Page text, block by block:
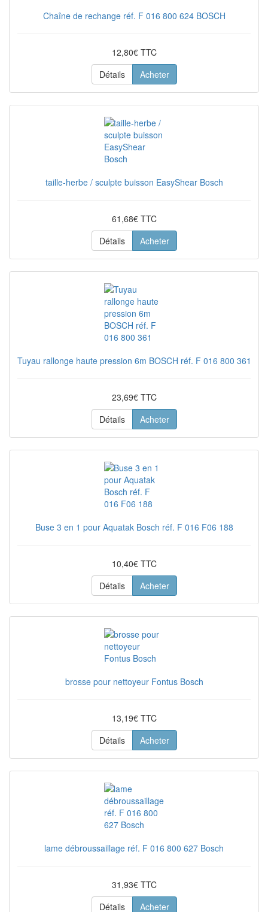
Chaîne de rechange réf. F 016 800 624 BOSCH
12,80€ TTC
Détails
Acheter
taille-herbe / sculpte buisson EasyShear Bosch
61,68€ TTC
Détails
Acheter
Tuyau rallonge haute pression 6m BOSCH réf. F 016 800 361
23,69€ TTC
Détails
Acheter
Buse 3 en 1 pour Aquatak Bosch réf. F 016 F06 188
10,40€ TTC
Détails
Acheter
brosse pour nettoyeur Fontus Bosch
13,19€ TTC
Détails
Acheter
lame débroussaillage réf. F 016 800 627 Bosch
31,93€ TTC
Détails
Acheter